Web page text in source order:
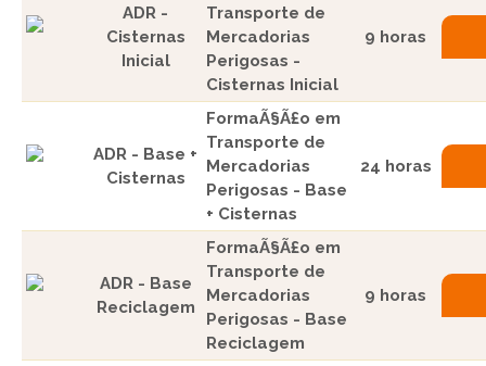
ADR -
Cisternas
Inicial
Transporte de
Mercadorias
Perigosas -
Cisternas Inicial
9 horas
ADR - Base +
Cisternas
FormaÃ§Ã£o em
Transporte de
Mercadorias
Perigosas - Base
+ Cisternas
24 horas
ADR - Base
Reciclagem
FormaÃ§Ã£o em
Transporte de
Mercadorias
Perigosas - Base
Reciclagem
9 horas